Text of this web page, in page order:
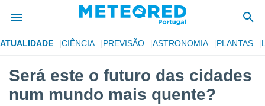
da
foi
ATUALIDADE CIÊNCIA PREVISÃO ASTRONOMIA PLANTAS
Será este o futuro das cidades
num mundo mais quente?